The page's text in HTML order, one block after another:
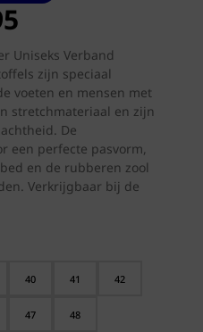
Uniseks Verband
zijn speciaal
voeten en mensen met
stretchmateriaal en zijn
De
een perfecte pasvorm,
en de rubberen zool
Verkrijgbaar bij de
40 41 42
47 48